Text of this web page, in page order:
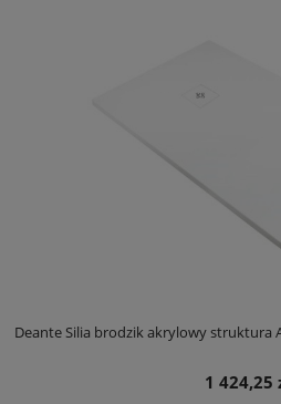
Deante Silia brodzik akrylowy struktura
1 424,25